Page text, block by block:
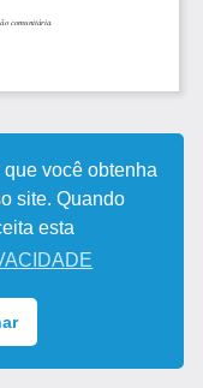
você obtenha
site. Quando
esta